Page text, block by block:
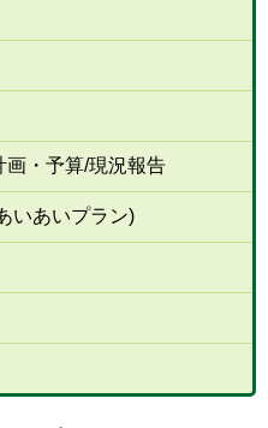
画・予算/現況報告
いあいプラン)